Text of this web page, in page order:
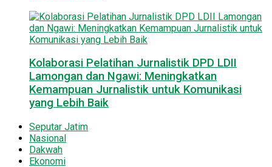
Kolaborasi Pelatihan Jurnalistik DPD LDII
Lamongan dan Ngawi: Meningkatkan
Kemampuan Jurnalistik untuk Komunikasi
yang Lebih Baik
Seputar Jatim
Nasional
Dakwah
Ekonomi